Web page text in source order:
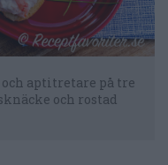
aptitretare på tre
och rostad